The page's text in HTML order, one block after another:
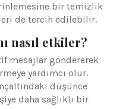
bir temizlik
de tercih edilebilir.
nasıl etkiler?
mesajlar göndererek
yardımcı olur.
düşünce
daha sağlıklı bir